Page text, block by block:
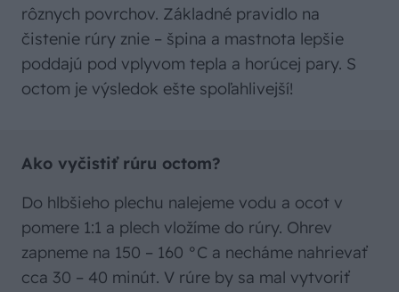
rôznych povrchov. Základné pravidlo na
čistenie rúry znie – špina a mastnota lepšie
poddajú pod vplyvom tepla a horúcej pary. S
octom je výsledok ešte spoľahlivejší!
Ako vyčistiť rúru octom?
Do hlbšieho plechu nalejeme vodu a ocot v
pomere 1:1 a plech vložíme do rúry. Ohrev
zapneme na 150 – 160 °C a necháme nahrievať
cca 30 – 40 minút. V rúre by sa mal vytvoriť